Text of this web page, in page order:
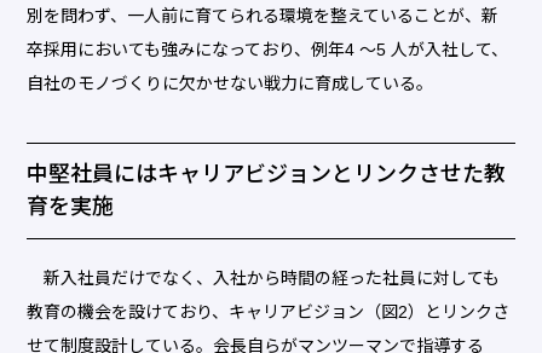
別を問わず、一人前に育てられる環境を整えていることが、新
卒採用においても強みになっており、例年4 〜5 人が入社して、
自社のモノづくりに欠かせない戦力に育成している。
中堅社員にはキャリアビジョンとリンクさせた教
育を実施
新入社員だけでなく、入社から時間の経った社員に対しても
教育の機会を設けており、キャリアビジョン（図2）とリンクさ
せて制度設計している。会長自らがマンツーマンで指導する